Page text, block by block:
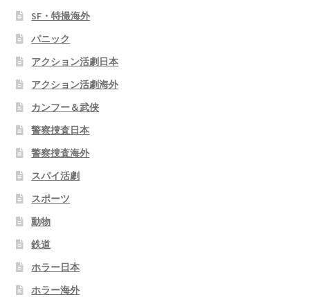
SF・特撮海外
パニック
アクション活劇日本
アクション活劇海外
カンフー＆武侠
警察捜査日本
警察捜査海外
スパイ活劇
スポーツ
動物
鉄道
ホラー日本
ホラー海外